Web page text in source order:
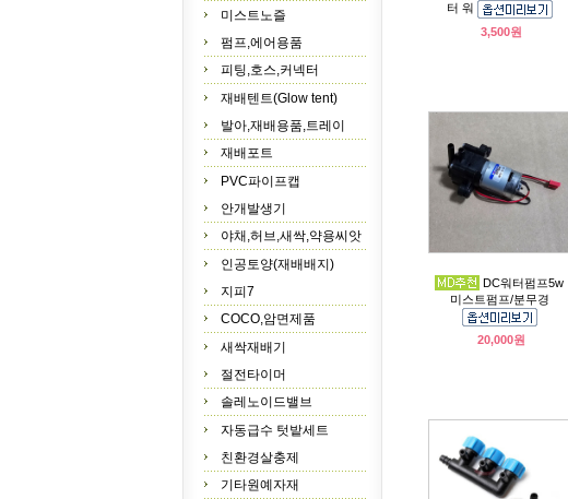
미스트노즐
펌프,에어용품
피팅,호스,커넥터
재배텐트(Glow tent)
발아,재배용품,트레이
재배포트
PVC파이프캡
안개발생기
야채,허브,새싹,약용씨앗
인공토양(재배배지)
지피7
COCO,암면제품
새싹재배기
절전타이머
솔레노이드밸브
자동급수 텃밭세트
친환경살충제
기타원예자재
터 워
3,500원
DC워터펌프5w
미스트펌프/분무경
20,000원